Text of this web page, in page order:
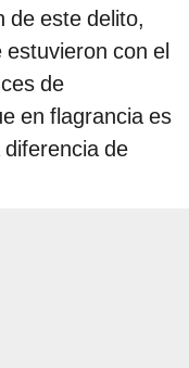
de este delito,
con el
de
en flagrancia es
de